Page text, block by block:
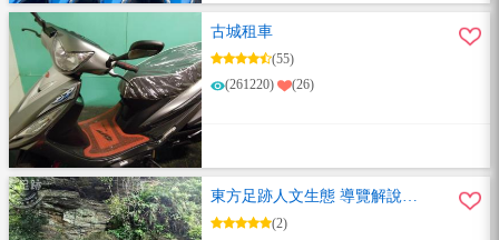
古城租車
(55)
(261220)
(26)
東方足跡人文生態 導覽解說團
隊
(2)